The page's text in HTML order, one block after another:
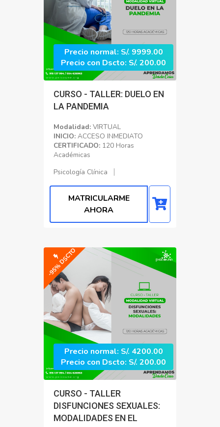
Precio normal: S/. 9999.00
Precio con Dscto: S/. 200.00
CURSO - TALLER: DUELO EN
LA PANDEMIA
Modalidad: VIRTUAL
INICIO: ACCESO INMEDIATO
CERTIFICADO: 120 Horas
Académicas
Psicología Clínica
MATRICULARME
AHORA
-95% DSCTO
Precio normal: S/. 4200.00
Precio con Dscto: S/. 200.00
CURSO - TALLER
DISFUNCIONES SEXUALES:
MODALIDADES EN EL